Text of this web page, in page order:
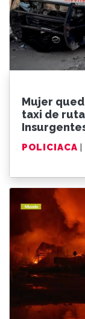
Mujer
taxi de
POLICIACA |